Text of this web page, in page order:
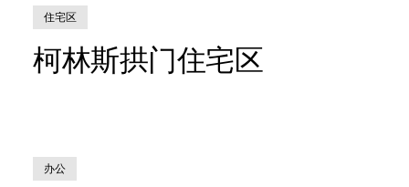
住宅区
柯林斯拱门住宅区
办公